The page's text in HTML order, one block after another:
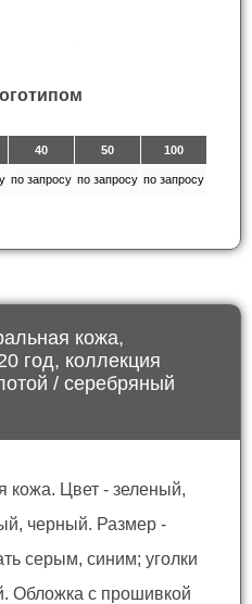
40 50 100
по запросу по запросу по запросу
кожа,
год, коллекция
/ серебряный
кожа. Цвет - зеленый,
черный. Размер -
серым, синим; уголки
Обложка с прошивкой